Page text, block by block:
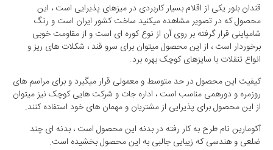
قندان بلور یکی از اقلام بسیار کاربردی در میزهای پذیرایی است ، این
محصول که در تصویر مشاهده میکنید ساخت کشور ایران است و رنگ
شامپاینی قرار گرفته بر روی آن از نوع کوره ای است و از مقاومت خوبی
برخوردار است ، از این محصول میتوان برای سرو قند ، شکلات های ریز و
انواع تنقلات با سایزهای کوچک بهره برد.
کیفیت این محصول در حد متوسط و معمولی قرار میگیرد و برای مراسم های
روزمره و دورهمی مناسب است ، اداره جات و شرکت هایی کوچک نیز میتوان
از این محصول برای پذیرایی از مشتریان و مهمان های خود استفاده کنند.
آکومارین نام طرح به کار رفته در بدنه این محصول است ، بدنه ای چند
ضلعی و هندسی که زیبایی جالبی به این محصول بخشیده است.